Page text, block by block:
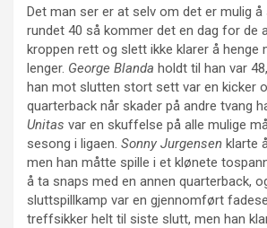
Det man ser er at selv om det er mulig å
rundet 40 så kommer det en dag for de
kroppen rett og slett ikke klarer å henge
lenger. George Blanda holdt til han var
han mot slutten stort sett var en kicker
quarterback når skader på andre tvang
Unitas var en skuffelse på alle mulige
sesong i ligaen. Sonny Jurgensen klarte
men han måtte spille i et klønete
å ta snaps med en annen quarterback,
sluttspillkamp var en gjennomført
treffsikker helt til siste slutt, men han